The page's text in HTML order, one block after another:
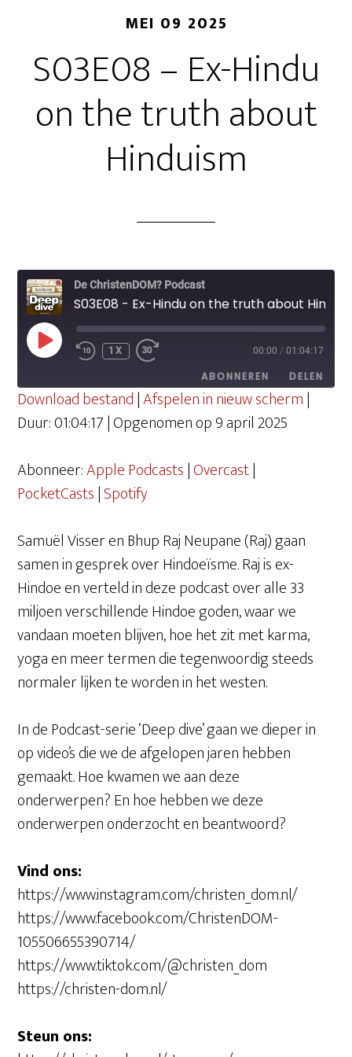
MEI 09 2025
S03E08 – Ex-Hindu
on the truth about
Hinduism
De ChristenDOM? Podcast
PLAY
EPISODE
1X 00:00 / 01:04:17
ABONNEREN DELEN
Apple Podcasts Overcast
RSS FEED
DELEN
LINK
Download bestand|Afspelen in nieuw scherm|
Duur: 01:04:17|Opgenomen op 9 april 2025
Abonneer:Apple Podcasts|Overcast|
PocketCasts|Spotify
Samuël Visser en Bhup Raj Neupane (Raj) gaan
samen in gesprek over Hindoeïsme. Raj is ex-
Hindoe en verteld in deze podcast over alle 33
miljoen verschillende Hindoe goden, waar we
vandaan moeten blijven, hoe het zit met karma,
yoga en meer termen die tegenwoordig steeds
normaler lijken te worden in het westen.
In de Podcast-serie ‘Deep dive’ gaan we dieper in
op video’s die we de afgelopen jaren hebben
gemaakt. Hoe kwamen we aan deze
onderwerpen? En hoe hebben we deze
onderwerpen onderzocht en beantwoord?
Vind ons:
https://www.instagram.com/christen_dom.nl/
https://www.facebook.com/ChristenDOM-
105506655390714/
https://www.tiktok.com/@christen_dom
https://christen-dom.nl/
Steun ons: